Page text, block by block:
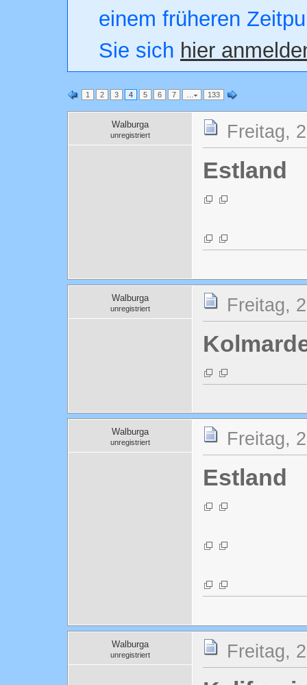
einem früheren
Sie sich hier
1 2 3 4 5 6 7 … 133
Walburga
unregistriert Freitag,
Estland
Walburga
unregistriert Freitag,
Walburga
unregistriert Freitag,
Estland
Walburga
unregistriert Freitag,